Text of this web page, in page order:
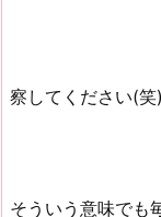
察してください(笑)
そういう意味でも